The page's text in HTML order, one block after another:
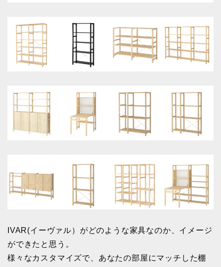
IVAR(イーヴァル）がどのような家具なのか、イメージ
ができたと思う。
様々なカスタマイズで、あなたの部屋にマッチした棚